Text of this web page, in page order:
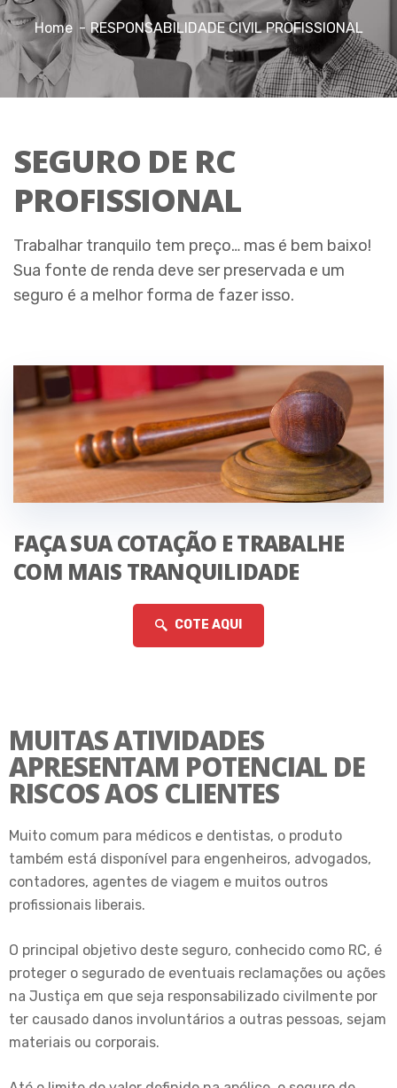
Home RESPONSABILIDADE CIVIL PROFISSIONAL
SEGURO DE RC
PROFISSIONAL
Trabalhar tranquilo tem preço… mas é bem baixo!
Sua fonte de renda deve ser preservada e um
seguro é a melhor forma de fazer isso.
FAÇA SUA COTAÇÃO E TRABALHE
COM MAIS TRANQUILIDADE
COTE AQUI
MUITAS ATIVIDADES
APRESENTAM POTENCIAL DE
RISCOS AOS CLIENTES
Muito comum para médicos e dentistas, o produto
também está disponível para engenheiros, advogados,
contadores, agentes de viagem e muitos outros
profissionais liberais.
O principal objetivo deste seguro, conhecido como RC, é
proteger o segurado de eventuais reclamações ou ações
na Justiça em que seja responsabilizado civilmente por
ter causado danos involuntários a outras pessoas, sejam
materiais ou corporais.